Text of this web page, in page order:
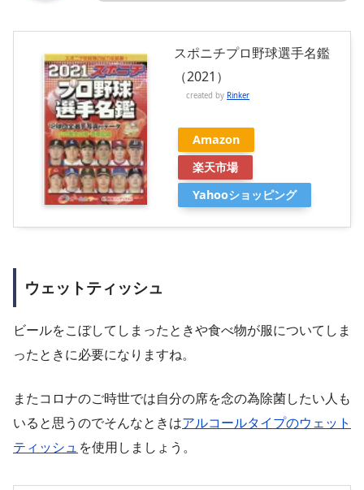
スポニチプロ野球選手名鑑
（2021）
created by Rinker
Amazon
楽天市場
Yahooショッピング
ウェットティッシュ
ビールをこぼしてしまったときや食べ物が服についてしま
ったときに必要になりますね。
またコロナのご時世では自分の席を念の為除菌したい人も
いると思うのでそんなときはアルコールタイプのウェット
ティッシュ を使用しましょう 。